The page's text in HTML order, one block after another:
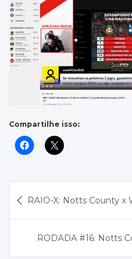
Compartilhe isso:
de
RAIO-X: Notts County x
RODADA #16: Notts